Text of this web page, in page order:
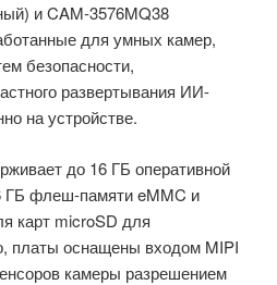
и CAM-3576MQ38
для умных камер,
безопасности,
развертывания ИИ-
на устройстве.
до 16 ГБ оперативной
ГБ флеш-памяти eMMC и
карт microSD для
платы оснащены входом MIPI
камеры разрешением